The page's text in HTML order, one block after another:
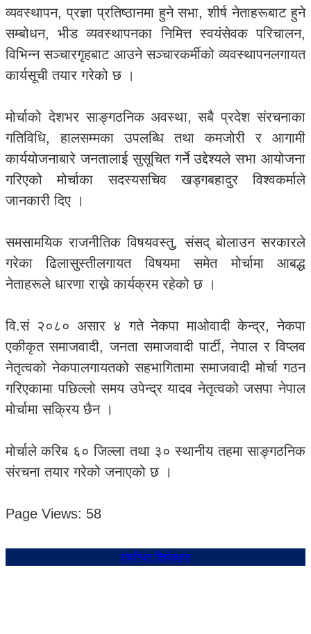
व्यवस्थापन, प्रज्ञा प्रतिष्ठानमा हुने सभा, शीर्ष नेताहरूबाट हुने
सम्बोधन, भीड व्यवस्थापनका निमित्त स्वयंसेवक परिचालन,
विभिन्न सञ्चारगृहबाट आउने सञ्चारकर्मीको व्यवस्थापनलगायत
कार्यसूची तयार गरेको छ ।
मोर्चाको देशभर साङ्गठनिक अवस्था, सबै प्रदेश संरचनाका
गतिविधि, हालसम्मका उपलब्धि तथा कमजोरी र आगामी
कार्ययोजनाबारे जनतालाई सुसूचित गर्ने उद्देश्यले सभा आयोजना
गरिएको मोर्चाका सदस्यसचिव खड्गबहादुर विश्वकर्माले
जानकारी दिए ।
समसामयिक राजनीतिक विषयवस्तु, संसद् बोलाउन सरकारले
गरेका ढिलासुस्तीलगायत विषयमा समेत मोर्चामा आबद्ध
नेताहरूले धारणा राख्ने कार्यक्रम रहेको छ ।
वि.सं २०८० असार ४ गते नेकपा माओवादी केन्द्र, नेकपा
एकीकृत समाजवादी, जनता समाजवादी पार्टी, नेपाल र विप्लव
नेतृत्वको नेकपालगायतको सहभागितामा समाजवादी मोर्चा गठन
गरिएकामा पछिल्लो समय उपेन्द्र यादव नेतृत्वको जसपा नेपाल
मोर्चामा सक्रिय छैन ।
मोर्चाले करिब ६० जिल्ला तथा ३० स्थानीय तहमा साङ्गठनिक
संरचना तयार गरेको जनाएको छ ।
Page Views: 58
संबन्धित शिर्षकहरु